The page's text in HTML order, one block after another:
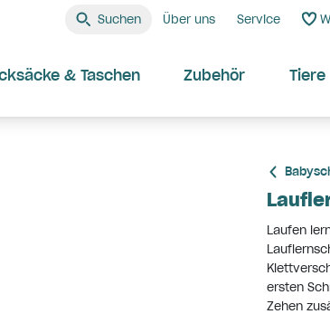
Suchen Über uns Service
& Taschen Zubehör Tiere
Laufen
ersten
Zehen